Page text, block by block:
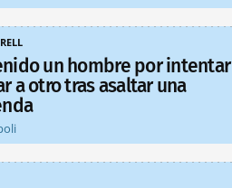
un hombre por intentar
a otro tras asaltar una